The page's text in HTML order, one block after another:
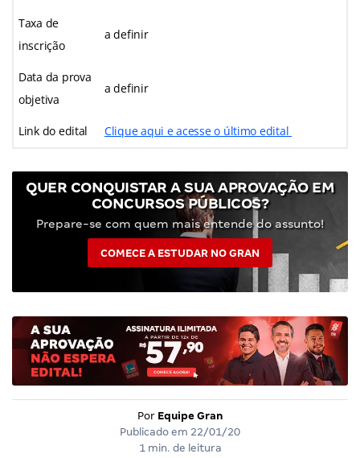
Taxa de
inscrição
a definir
Data da prova
objetiva
a definir
Link do edital Clique aqui e acesse o último edital
QUER CONQUISTAR A SUA APROVAÇÃO EM
CONCURSOS PÚBLICOS?
Prepare-se com quem mais entende do assunto!
COMECE A ESTUDAR NO GRAN
Por Equipe Gran
Publicado em 22/01/20
1 min. de leitura